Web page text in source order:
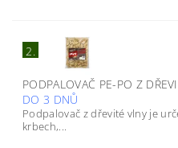
2.
PODPALOVAČ PE-PO Z
DO 3 DNŮ
Podpalovač z dřevité vlny je
krbech,...